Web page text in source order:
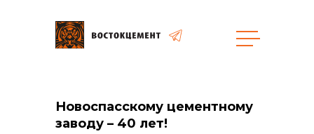
Новоспасскому цементному
заводу – 40 лет!